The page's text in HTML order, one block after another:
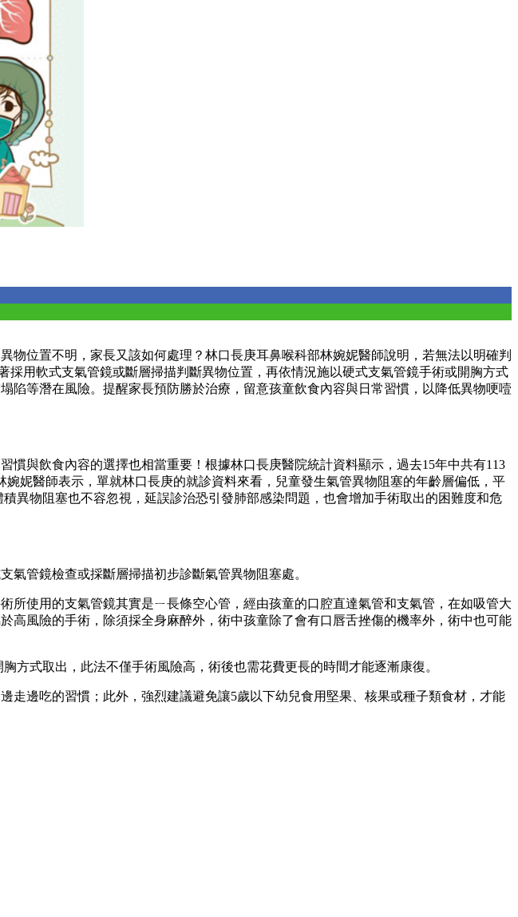
位置不明，家長又該如何處理？林口長庚耳鼻喉科部林婉妮醫師說明，若無法以明確判
用軟式支氣管鏡或斷層掃描判斷異物位置，再依情況施以硬式支氣管鏡手術或開胸方式
等潛在風險。提醒家長預防勝於治療，留意孩童飲食內容與日常習慣，以降低異物哽噎
與飲食內容的選擇也相當重要！根據林口長庚醫院統計資料顯示，過去15年中共有113
妮醫師表示，單就林口長庚的就診資料來看，兒童發生氣管異物阻塞的年齡層偏低，平
異物阻塞也不容忽視，延誤診治恐引發肺部感染問題，也會增加手術取出的困難度和危
管鏡檢查或採斷層掃描初步診斷氣管異物阻塞處。
使用的支氣管鏡其實是ㄧ長條空心管，經由孩童的口腔直達氣管和支氣管，在如吸管大
風險的手術，除須採全身麻醉外，術中孩童除了會有口唇舌挫傷的機率外，術中也可能
方式取出，此法不僅手術風險高，術後也需花費更長的時間才能逐漸康復。
邊吃的習慣；此外，強烈建議避免讓5歲以下幼兒食用堅果、核果或種子類食材，才能